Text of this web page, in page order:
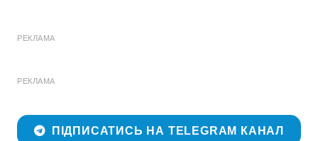
РЕКЛАМА
РЕКЛАМА
ПІДПИСАТИСЬ НА TELEGRAM КАНАЛ